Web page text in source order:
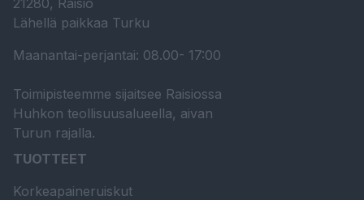
21280, Raisio
Lähellä paikkaa Turku
Maanantai-perjantai: 08.00- 17:00
Toimipisteemme sijaitsee Raisiossa
Huhkon teollisuusalueella, aivan
Turun rajalla.
TUOTTEET
Korkeapaineruiskut